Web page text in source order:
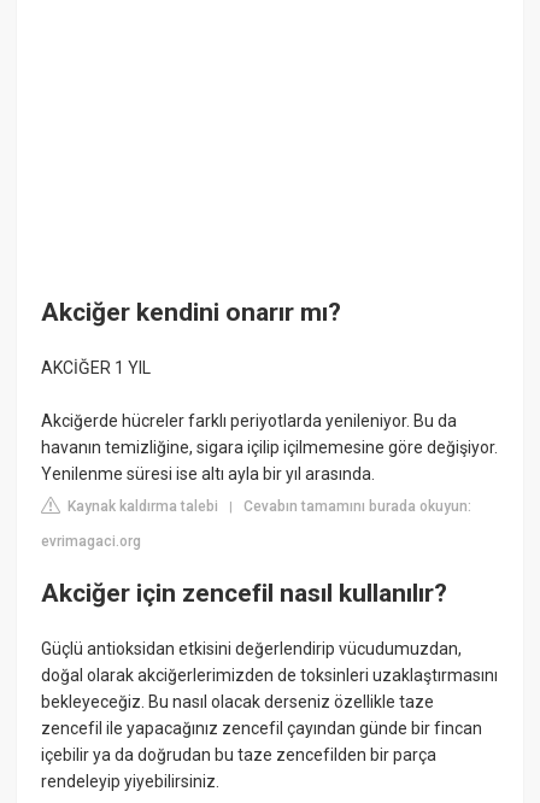
Akciğer kendini onarır mı?
AKCİĞER 1 YIL
Akciğerde hücreler farklı periyotlarda yenileniyor. Bu da
havanın temizliğine, sigara içilip içilmemesine göre değişiyor.
Yenilenme süresi ise altı ayla bir yıl arasında.
Kaynak kaldırma talebi |Cevabın tamamını burada okuyun:
evrimagaci.org
Akciğer için zencefil nasıl kullanılır?
Güçlü antioksidan etkisini değerlendirip vücudumuzdan,
doğal olarak akciğerlerimizden de toksinleri uzaklaştırmasını
bekleyeceğiz. Bu nasıl olacak derseniz özellikle taze
zencefil ile yapacağınız zencefil çayından günde bir fincan
içebilir ya da doğrudan bu taze zencefilden bir parça
rendeleyip yiyebilirsiniz.